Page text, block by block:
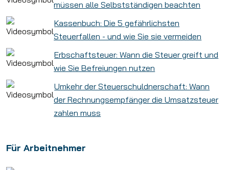
müssen alle Selbstständigen beachten
Kassenbuch: Die 5 gefährlichsten
Steuerfallen - und wie Sie sie vermeiden
Erbschaftsteuer: Wann die Steuer greift und
wie Sie Befreiungen nutzen
Umkehr der Steuerschuldnerschaft: Wann
der Rechnungsempfänger die Umsatzsteuer
zahlen muss
Für Arbeitnehmer